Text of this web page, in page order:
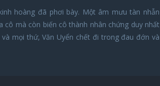
hoàng đã phơi bày. Một âm mưu tàn nhẫn
mà còn biến cô thành nhân chứng duy nhất
mọi thứ, Văn Uyển chết đi trong đau đớn và